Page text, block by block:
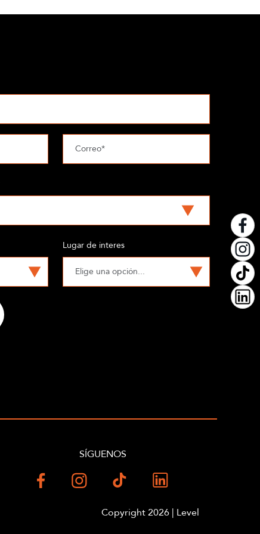
Lugar de interes
SÍGUENOS
Copyright 2026 | Level